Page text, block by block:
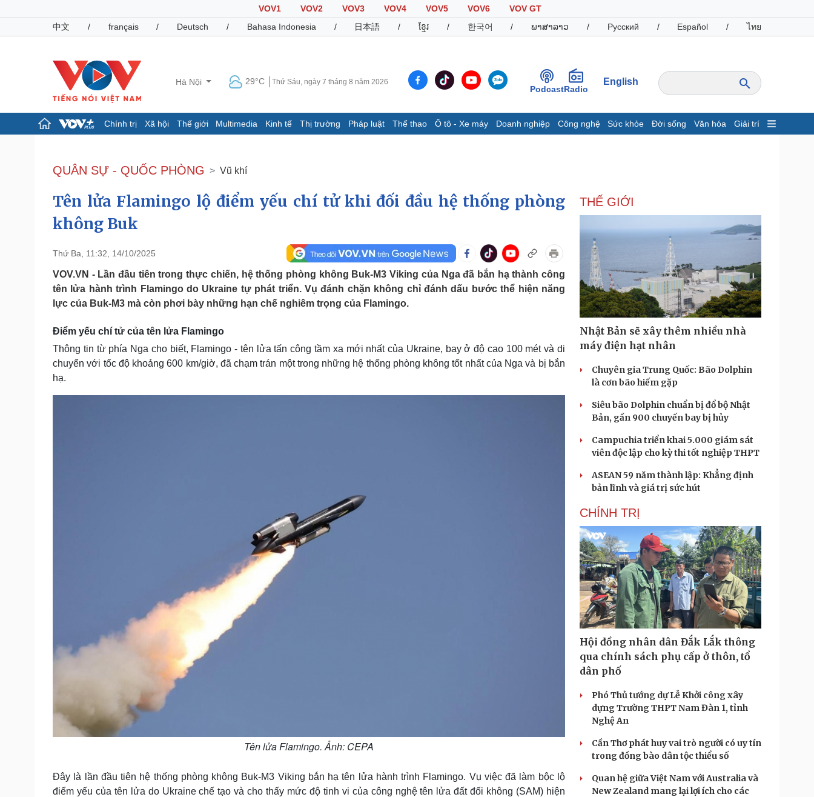
VOV1 VOV2 VOV3 VOV4 VOV5 VOV6
VOV GT
中文
/ français / Deutsch / Bahasa Indonesia / 日本語 / ខ្មែរ / 한국어 / ພາສາລາວ / Русский / Español / ไทย
Hà Nội 29°C Thứ Sáu, ngày 7 tháng 8 năm 2026
PodcastRadio
English
Chính trị Xã hội Thế giới Multimedia Kinh tế Thị trường Pháp luật Thể thao Ô tô - Xe máy Doanh nghiệp Công nghệ Sức khỏe Đời sống Văn hóa Giải trí
Đảng
Tổ chức nhân sự
Nhận diện sự thật
Tin 24h
Dự báo thời tiết
Dấu ấn VOV
E-Magazine
Infographic
Giá cà phê
Pháp luật
Tin nóng
Tư vấn luật
Việt Nam
Phân tích
Thể thao
Bóng đá
Lịch thi đấu bóng đá
Thế giới thể thao
eSports
Ô tô - Xe máy
Ô tô
Xe máy
Tư vấn
Doanh nghiệp
Thông tin doanh nghiệp
Doanh nghiệp 24h
Doanh nhân
Vì cộng đồng
Công nghệ
Sành điệu
Tin Công nghệ
Trải nghiệm
Chuyển đổi số
Sức khỏe
Dinh dưỡng - món ngon
Cây thuốc
Sản phụ khoa
Đời sống
Nhà đẹp
Blog
Sân khấu - Điện ảnh
Văn học
Nghệ sĩ
Thời trang
Tư vấn
Săn Tour
Podcast
Đọc truyện đêm khuya
Cửa sổ tình yêu
Hạt giống tâm hồn
QUÂN SỰ - QUỐC PHÒNG Vũ khí
Tên lửa Flamingo lộ điểm yếu chí tử khi đối đầu hệ thống phòng
không Buk
Thứ Ba, 11:32, 14/10/2025
VOV.VN - Lần đầu tiên trong thực chiến, hệ thống phòng không Buk‑M3 Viking của Nga đã bắn hạ thành công
tên lửa hành trình Flamingo do Ukraine tự phát triển. Vụ đánh chặn không chỉ đánh dấu bước thể hiện năng
lực của Buk‑M3 mà còn phơi bày những hạn chế nghiêm trọng của Flamingo.
Điểm yếu chí tử của tên lửa Flamingo
Thông tin từ phía Nga cho biết, Flamingo - tên lửa tấn công tầm xa mới nhất của Ukraine, bay ở độ cao 100 mét và di
chuyển với tốc độ khoảng 600 km/giờ, đã chạm trán một trong những hệ thống phòng không tốt nhất của Nga và bị bắn
hạ.
Tên lửa Flamingo. Ảnh: CEPA
Đây là lần đầu tiên hệ thống phòng không Buk-M3 Viking bắn hạ tên lửa hành trình Flamingo. Vụ việc đã làm bộc lộ
điểm yếu của tên lửa do Ukraine chế tạo và cho thấy mức độ tinh vi của công nghệ tên lửa đất đối không (SAM) hiện
THẾ GIỚI
Nhật Bản sẽ xây thêm nhiều nhà
máy điện hạt nhân
Chuyên gia Trung Quốc: Bão Dolphin
là cơn bão hiếm gặp
Siêu bão Dolphin chuẩn bị đổ bộ Nhật
Bản, gần 900 chuyến bay bị hủy
Campuchia triển khai 5.000 giám sát
viên độc lập cho kỳ thi tốt nghiệp THPT
ASEAN 59 năm thành lập: Khẳng định
bản lĩnh và giá trị sức hút
CHÍNH TRỊ
Hội đồng nhân dân Đắk Lắk thông
qua chính sách phụ cấp ở thôn, tổ
dân phố
Phó Thủ tướng dự Lễ Khởi công xây
dựng Trường THPT Nam Đàn 1, tỉnh
Nghệ An
Cần Thơ phát huy vai trò người có uy tín
trong đồng bào dân tộc thiểu số
Quan hệ giữa Việt Nam với Australia và
New Zealand mang lại lợi ích cho các